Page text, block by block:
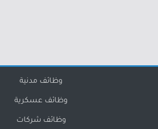
وظائف مدنية
وظائف عسكرية
وظائف شركات